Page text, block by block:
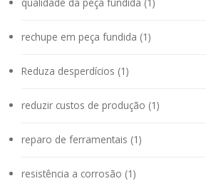
qualidade da peça fundida (1)
rechupe em peça fundida (1)
Reduza desperdícios (1)
reduzir custos de produção (1)
reparo de ferramentais (1)
resistência a corrosão (1)